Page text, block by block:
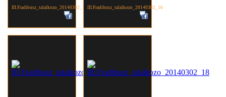
III.Fradibusz_talalkozo_20140302_15 III.Fradibusz_talalkozo_20140302_16